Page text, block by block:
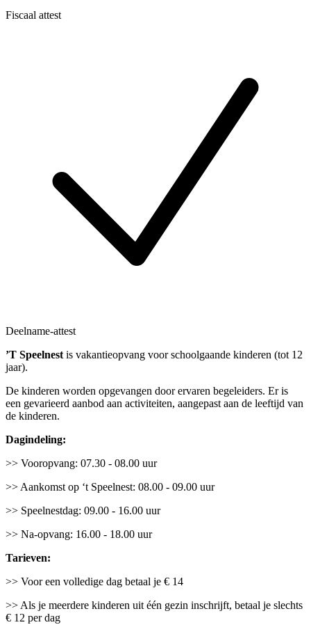
Fiscaal attest
Deelname-attest
’T Speelnest is vakantieopvang voor schoolgaande kinderen (tot 12
jaar).
De kinderen worden opgevangen door ervaren begeleiders. Er is
een gevarieerd aanbod aan activiteiten, aangepast aan de leeftijd van
de kinderen.
Dagindeling:
>> Vooropvang: 07.30 - 08.00 uur
>> Aankomst op ‘t Speelnest: 08.00 - 09.00 uur
>> Speelnestdag: 09.00 - 16.00 uur
>> Na-opvang: 16.00 - 18.00 uur
Tarieven:
>> Voor een volledige dag betaal je € 14
>> Als je meerdere kinderen uit één gezin inschrijft, betaal je slechts
€ 12 per dag